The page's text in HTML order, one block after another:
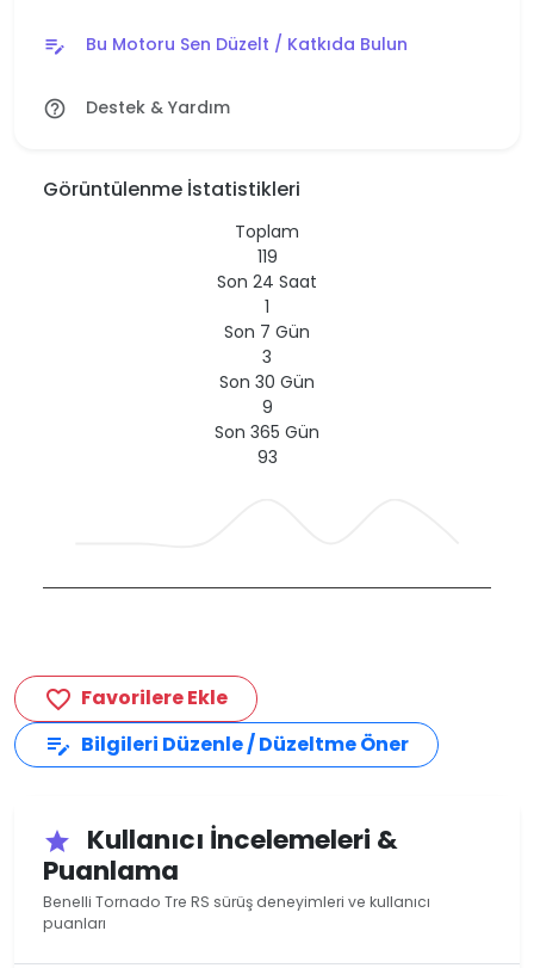
edit_note Bu Motoru Sen Düzelt / Katkıda Bulun
help_outline Destek & Yardım
Görüntülenme İstatistikleri
Toplam
119
Son 24 Saat
1
Son 7 Gün
3
Son 30 Gün
9
Son 365 Gün
93
favorite_border Favorilere Ekle
edit_note Bilgileri Düzenle / Düzeltme Öner
star
Kullanıcı İncelemeleri &
Puanlama
Benelli Tornado Tre RS sürüş deneyimleri ve kullanıcı
puanları